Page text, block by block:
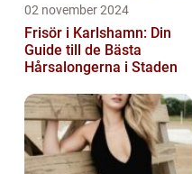
02 november 2024
Frisör i Karlshamn: Din
Guide till de Bästa
Hårsalongerna i Staden